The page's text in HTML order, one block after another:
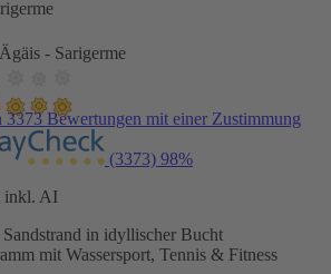
- Sarigerme
3373 Bewertungen mit einer Zustimmung
(3373) 98%
inkl. AI
in idyllischer Bucht
mit Wassersport, Tennis & Fitness